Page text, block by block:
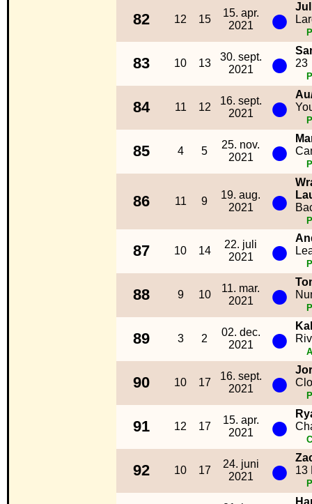
82 12 15
15. apr.
2021
●
83 10 13
30. sept.
2021
●
23
84 11 12
16. sept.
2021
●
85 4 5
25. nov.
2021
●
86 11 9
19. aug.
2021
●
87 10 14
22. juli
2021
●
88 9 10
11. mar.
2021
●
89 3 2
02. dec.
2021
●
90 10 17
16. sept.
2021
●
91 12 17
15. apr.
2021
●
92 10 17
24. juni
2021
●
13